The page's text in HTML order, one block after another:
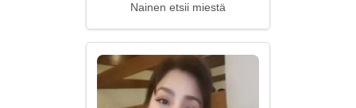
Nainen etsii miestä